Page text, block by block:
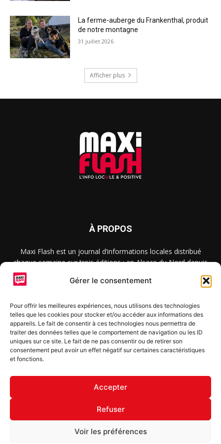
Gérer le consentement
Pour offrir les meilleures expériences, nous utilisons des technologies
telles que les cookies pour stocker et/ou accéder aux informations des
appareils. Le fait de consentir à ces technologies nous permettra de
traiter des données telles que le comportement de navigation ou les ID
uniques sur ce site. Le fait de ne pas consentir ou de retirer son
consentement peut avoir un effet négatif sur certaines caractéristiques
et fonctions.
Accepter
Refuser
Voir les préférences
La ferme-auberge du Frankenthal, produit
de notre montagne
31 juillet 2026
Afficher plus
À PROPOS
Maxi Flash est un journal d’informations locales distribué
chaque semaine sur trois éditions : en Alsace du Nord depuis
2015, dans les secteurs d’Obernai-Molsheim-Erstein depuis
2022, et à Colmar, Vignoble et Plaine depuis 2023.
SUIVEZ-NOUS
S'inscrire à la newsletter
© Copyright © 2022 Maxi Flash